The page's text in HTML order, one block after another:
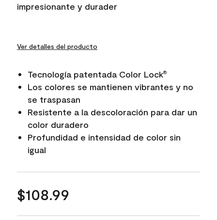
impresionante y durader
Ver detalles del producto
Tecnología patentada Color Lock®
Los colores se mantienen vibrantes y no
se traspasan
Resistente a la descoloración para dar un
color duradero
Profundidad e intensidad de color sin
igual
$108.99